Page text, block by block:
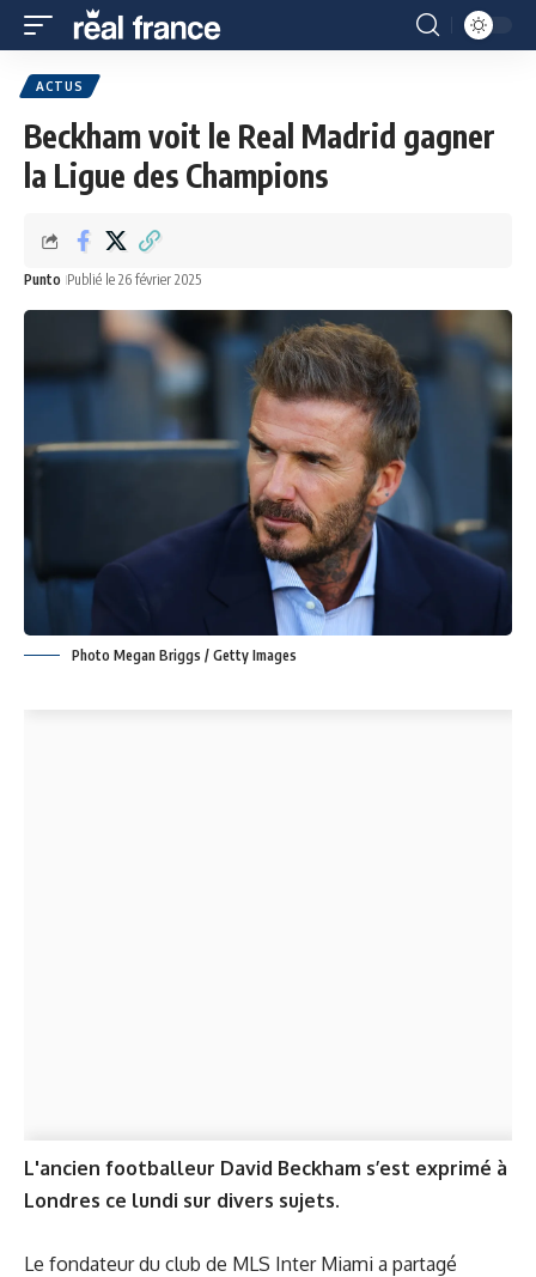
ACTUS
Beckham voit le Real Madrid gagner
la Ligue des Champions
Punto Publié le 26 février 2025
Photo Megan Briggs / Getty Images
L'ancien footballeur David Beckham s’est exprimé à
Londres ce lundi sur divers sujets.
Le fondateur du club de MLS Inter Miami a partagé